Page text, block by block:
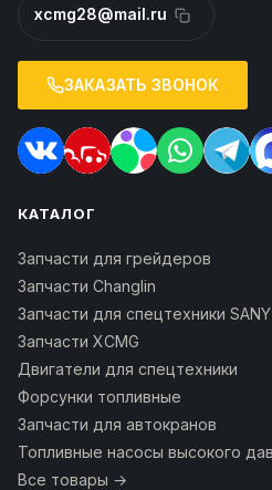
xcmg28@mail.ru
ЗАКАЗАТЬ ЗВОНОК
КАТАЛОГ
Запчасти для грейдеров
Запчасти Changlin
Запчасти для спецтехники SANY
Запчасти XCMG
Двигатели для спецтехники
Форсунки топливные
Запчасти для автокранов
Топливные насосы высокого
Все товары →